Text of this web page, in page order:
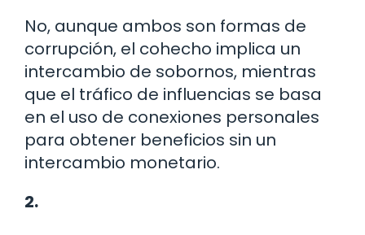
No, aunque ambos son formas de
corrupción, el cohecho implica un
intercambio de sobornos, mientras
que el tráfico de influencias se basa
en el uso de conexiones personales
para obtener beneficios sin un
intercambio monetario.
2.